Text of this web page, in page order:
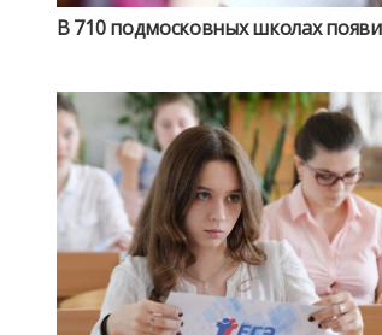
В 710 подмосковных школах